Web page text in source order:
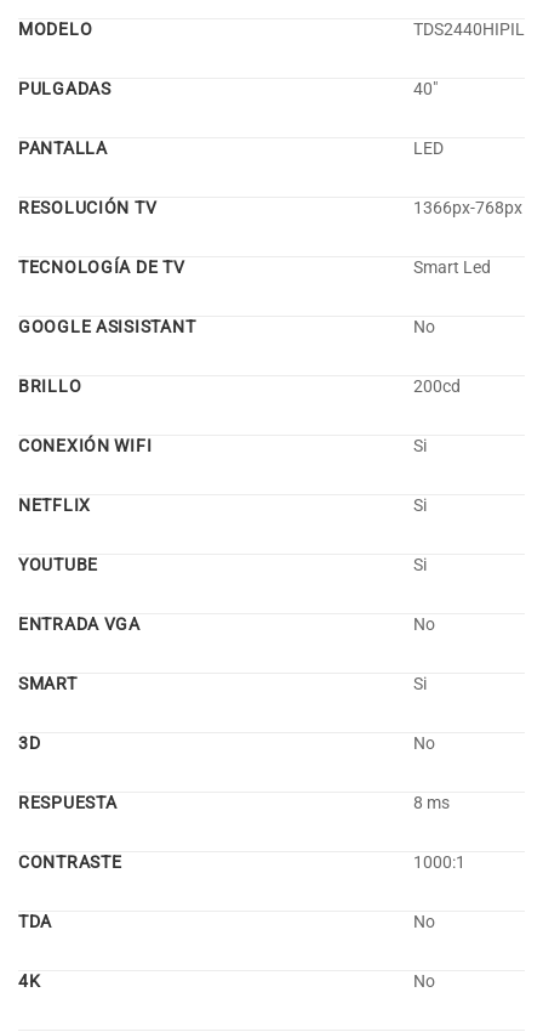
MODELO TDS2440HIPIL
PULGADAS 40″
PANTALLA LED
RESOLUCIÓN TV 1366px-768px
TECNOLOGÍA DE TV Smart Led
GOOGLE ASISISTANT No
BRILLO 200cd
CONEXIÓN WIFI Si
NETFLIX Si
YOUTUBE Si
ENTRADA VGA No
SMART Si
3D No
RESPUESTA 8 ms
CONTRASTE 1000:1
TDA No
4K No